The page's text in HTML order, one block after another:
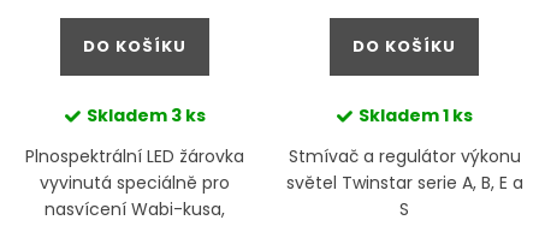
DO KOŠÍKU
Skladem 3 ks
Plnospektrální LED žárovka
vyvinutá speciálně pro
nasvícení Wabi-kusa,
DO KOŠÍKU
Skladem1 ks
Stmívač a regulátor výkonu
světel Twinstar serie A, B, E a
S